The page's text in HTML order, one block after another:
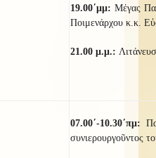
19.00΄μμ: Μέγας
Ποιμενάρχου κ.κ.
21.00 μ.μ.:
07.00΄-10.30΄πμ:
συνιερουργοῦντος